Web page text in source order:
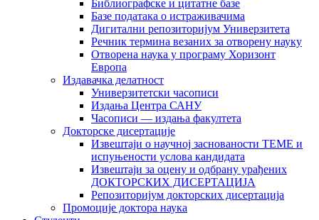
Библиографске и цитатне базе
Базе података о истраживачима
Дигитални репозиторијум Универзитета
Рeчник термина везаних за отворену науку
Отворена наука у програму Хоризонт
Европа
Издавачка делатност
Универзитетски часописи
Издања Центра САНУ
Часописи — издања факултета
Докторске дисертације
Извештаји о научној заснованости ТЕМЕ и
испуњености услова кандидата
Извештаји за оцену и одбрану урађених
ДОКТОРСКИХ ДИСЕРТАЦИЈА
Репозиторијум докторских дисертација
Промоције доктора наука